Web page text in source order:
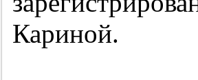
Кариной.